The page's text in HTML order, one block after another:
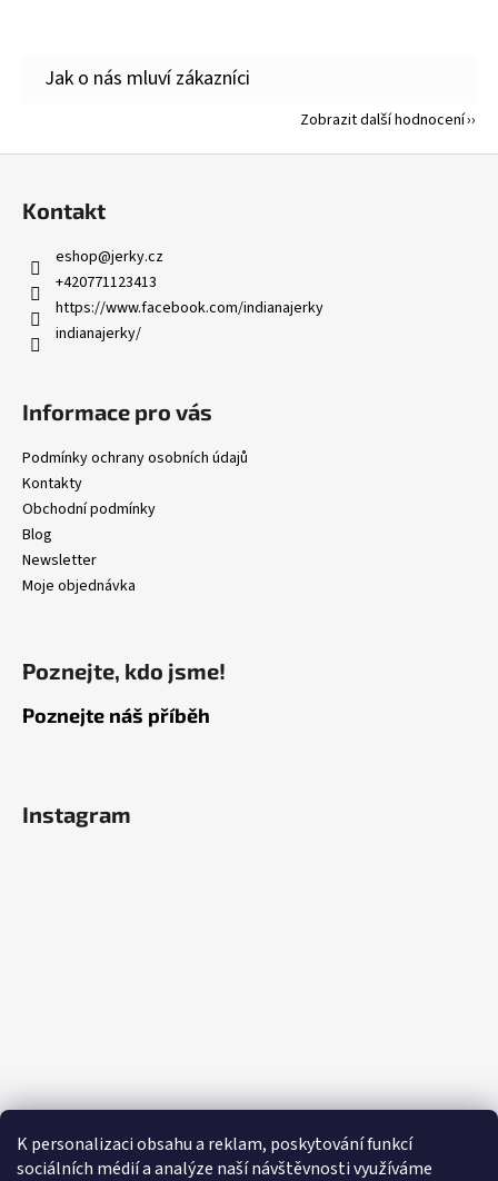
K personalizaci obsahu a reklam, poskytování funkcí
sociálních médií a analýze naší návštěvnosti využíváme
Zobrazit další hodnocení
Kontakt
eshop@jerky.cz
+420771123413
https://www.facebook.com/indianajerky
indianajerky/
Informace pro vás
Podmínky ochrany osobních údajů
Kontakty
Obchodní podmínky
Blog
Newsletter
Moje objednávka
Poznejte, kdo jsme!
Poznejte náš příběh
Instagram